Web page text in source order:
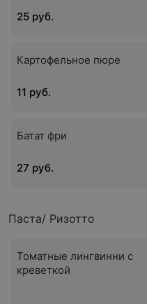
25 руб.
Картофельное пюре
11 руб.
Батат фри
27 руб.
Паста/ Ризотто
Томатные лингвинни с
креветкой